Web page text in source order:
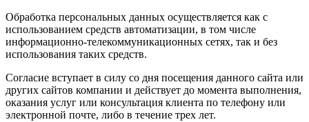
Обработка персональных данных осуществляется как с
использованием средств автоматизации, в том числе
информационно-телекоммуникационных сетях, так и без
использования таких средств.
Согласие вступает в силу со дня посещения данного сайта или
других сайтов компании и действует до момента выполнения,
оказания услуг или консультация клиента по телефону или
электронной почте, либо в течение трех лет.